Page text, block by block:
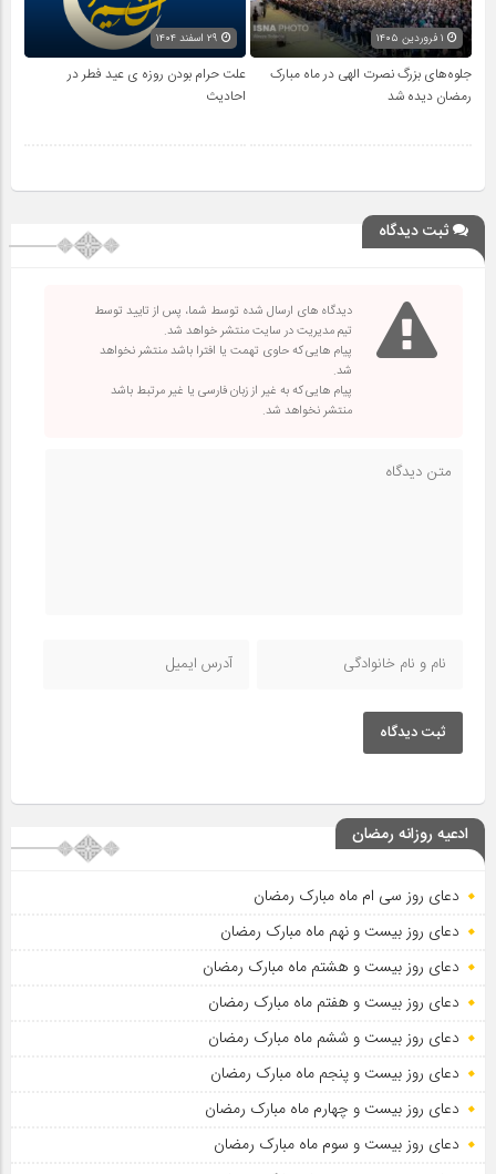
جلوه‌های بزرگ نصرت الهی در ماه مبارک
رمضان دیده شد
علت حرام بودن روزه ی عید فطر در
احادیث
ثبت دیدگاه
دیدگاه های ارسال شده توسط شما، پس از تایید توسط
تیم مدیریت در سایت منتشر خواهد شد.
پیام هایی که حاوی تهمت یا افترا باشد منتشر نخواهد
شد.
پیام هایی که به غیر از زبان فارسی یا غیر مرتبط باشد
منتشر نخواهد شد.
ثبت دیدگاه
ادعیه روزانه رمضان
دعای روز سی ام ماه مبارک رمضان
دعای روز بیست و نهم ماه مبارک رمضان
دعای روز بیست و هشتم ماه مبارک رمضان
دعای روز بیست و هفتم ماه مبارک رمضان
دعای روز بیست و ششم ماه مبارک رمضان
دعای روز بیست و پنجم ماه مبارک رمضان
دعای روز بیست و چهارم ماه مبارک رمضان
دعای روز بیست و سوم ماه مبارک رمضان